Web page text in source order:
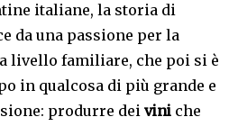
italiane, la storia di
da una passione per la
livello familiare, che poi si è
in qualcosa di più grande e
produrre dei vini che